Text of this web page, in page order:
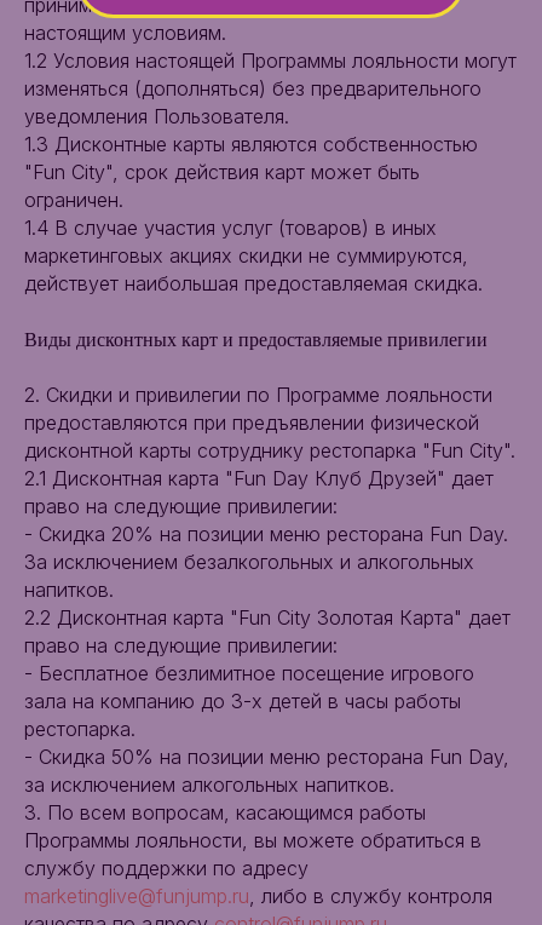
принимает на себя обязательство следовать
настоящим условиям.
1.2 Условия настоящей Программы лояльности могут
изменяться (дополняться) без предварительного
уведомления Пользователя.
1.3 Дисконтные карты являются собственностью
"Fun City", срок действия карт может быть
ограничен.
1.4 В случае участия услуг (товаров) в иных
маркетинговых акциях скидки не суммируются,
действует наибольшая предоставляемая скидка.
Виды дисконтных карт и предоставляемые привилегии
2. Скидки и привилегии по Программе лояльности
предоставляются при предъявлении физической
дисконтной карты сотруднику рестопарка "Fun City".
2.1 Дисконтная карта "Fun Day Клуб Друзей" дает
право на следующие привилегии:
- Скидка 20% на позиции меню ресторана Fun Day.
За исключением безалкогольных и алкогольных
напитков.
2.2 Дисконтная карта "Fun City Золотая Карта" дает
право на следующие привилегии:
- Бесплатное безлимитное посещение игрового
зала на компанию до 3-х детей в часы работы
рестопарка.
- Скидка 50% на позиции меню ресторана Fun Day,
за исключением алкогольных напитков.
3. По всем вопросам, касающимся работы
Программы лояльности, вы можете обратиться в
службу поддержки по адресу
marketinglive@funjump.ru, либо в службу контроля